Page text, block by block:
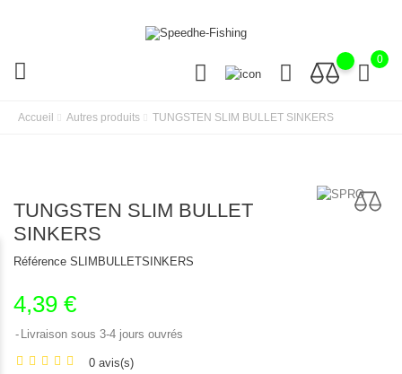
0
Accueil Autres produits TUNGSTEN SLIM BULLET SINKERS
TUNGSTEN SLIM BULLET
SINKERS
Référence SLIMBULLETSINKERS
4,39 €
Livraison sous 3-4 jours ouvrés
0 avis(s)